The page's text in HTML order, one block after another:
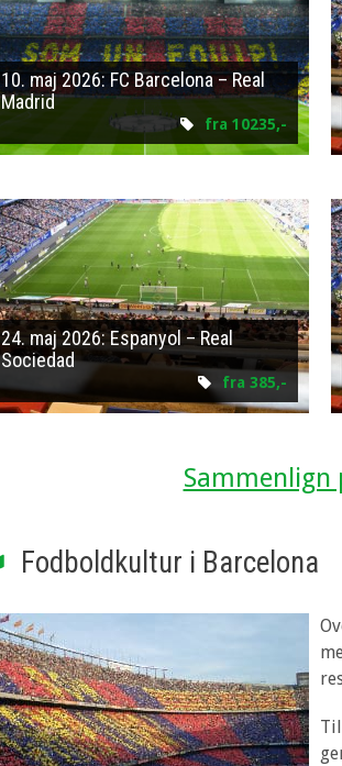
10. maj 2026: FC Barcelona – Real
Madrid
fra 10235,-
24. maj 2026: Espanyol – Real
Sociedad
fra 385,-
Sammenlign
Fodboldkultur i Barcelona